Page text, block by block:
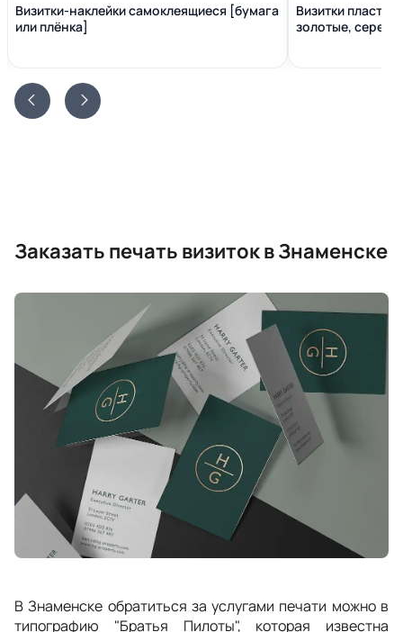
Визитки-наклейки самоклеящиеся [бумага
или плёнка]
Визитки
золотые,
Заказать печать визиток в Знаменске
В Знаменске обратиться за услугами печати можно в
типографию "Братья Пилоты", которая известна